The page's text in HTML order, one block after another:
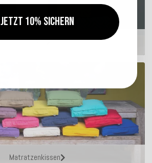
Hocker
Matratzenkissen
Jetzt 10% sichern